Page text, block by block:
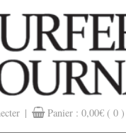
| Panier : 0,00€ ( 0 )